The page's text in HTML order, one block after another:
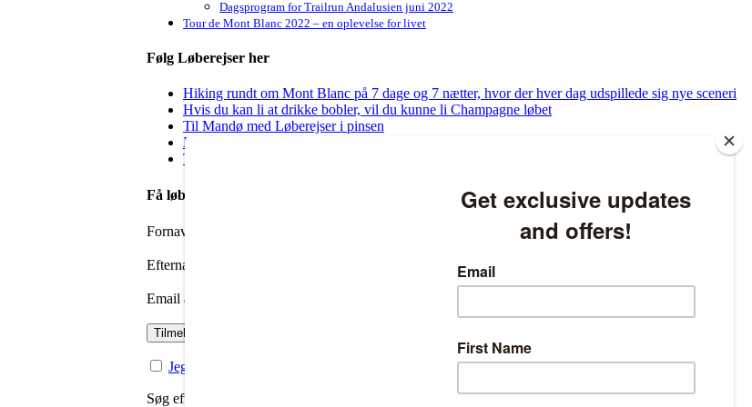
Dagsprogram for Trailrun Andalusien juni 2022
Tour de Mont Blanc 2022 – en oplevelse for livet
Følg Løberejser her
Hiking rundt om Mont Blanc på 7 dage og 7 nætter, hvor der hver dag udspillede sig nye sceneri
Hvis du kan li at drikke bobler, vil du kunne li Champagne løbet
Til Mandø med Løberejser i pinsen
Kig forbi hos Steep & Deep og få tjekket dine fødder
Til dig der godt vil igang med at løbe – Sådan bliver du klar til at løbe 5 km på bare 8 uger
Få løbenyheder i din mailbox
Fornavn
Efternavn
Email adresse:
Jeg har læst og accepteret privatlivspolitikken
Søg efter: